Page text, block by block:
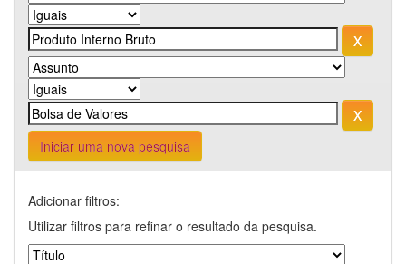
Iniciar uma nova pesquisa
Adicionar filtros:
Utilizar filtros para refinar o resultado da pesquisa.